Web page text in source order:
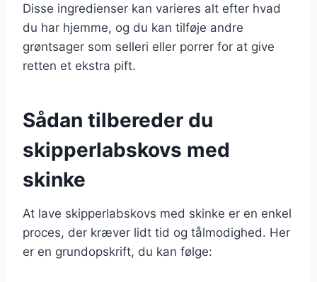
Disse ingredienser kan varieres alt efter hvad
du har hjemme, og du kan tilføje andre
grøntsager som selleri eller porrer for at give
retten et ekstra pift.
Sådan tilbereder du
skipperlabskovs med
skinke
At lave skipperlabskovs med skinke er en enkel
proces, der kræver lidt tid og tålmodighed. Her
er en grundopskrift, du kan følge: